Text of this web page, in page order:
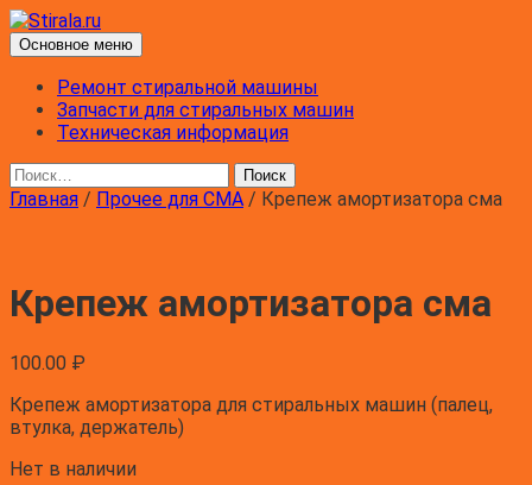
Перейти
к
содержимому
Stirala.ru
Поиск
Основное меню
Ремонт стиральной машины
Запчасти для стиральных машин
Техническая информация
Найти:
Главная / Прочее для СМА / Крепеж амортизатора сма
Крепеж амортизатора сма
100.00 ₽
Крепеж амортизатора для стиральных машин (палец,
втулка, держатель)
Нет в наличии